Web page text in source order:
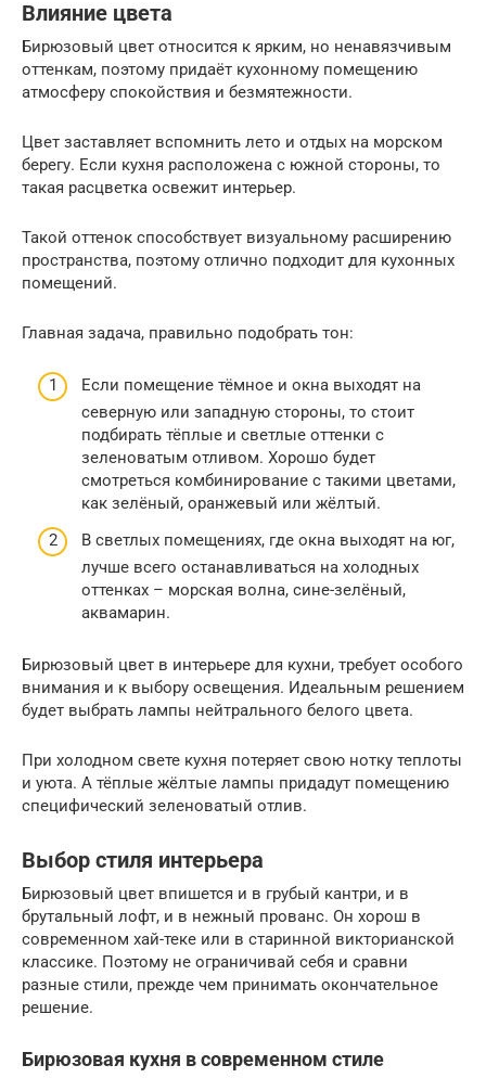
Влияние цвета
Бирюзовый цвет относится к ярким, но ненавязчивым
оттенкам, поэтому придаёт кухонному помещению
атмосферу спокойствия и безмятежности.
Цвет заставляет вспомнить лето и отдых на морском
берегу. Если кухня расположена с южной стороны, то
такая расцветка освежит интерьер.
Такой оттенок способствует визуальному расширению
пространства, поэтому отлично подходит для кухонных
помещений.
Главная задача, правильно подобрать тон:
Если помещение тёмное и окна выходят на
северную или западную стороны, то стоит
подбирать тёплые и светлые оттенки с
зеленоватым отливом. Хорошо будет
смотреться комбинирование с такими цветами,
как зелёный, оранжевый или жёлтый.
В светлых помещениях, где окна выходят на юг,
лучше всего останавливаться на холодных
оттенках – морская волна, сине-зелёный,
аквамарин.
Бирюзовый цвет в интерьере для кухни, требует особого
внимания и к выбору освещения. Идеальным решением
будет выбрать лампы нейтрального белого цвета.
При холодном свете кухня потеряет свою нотку теплоты
и уюта. А тёплые жёлтые лампы придадут помещению
специфический зеленоватый отлив.
Выбор стиля интерьера
Бирюзовый цвет впишется и в грубый кантри, и в
брутальный лофт, и в нежный прованс. Он хорош в
современном хай-теке или в старинной викторианской
классике. Поэтому не ограничивай себя и сравни
разные стили, прежде чем принимать окончательное
решение.
Бирюзовая кухня в современном стиле